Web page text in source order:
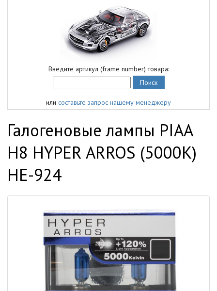
Введите артикул (frame number) товара:
или составьте запрос нашему менеджеру
Галогеновые лампы PIAA
Н8 HYPER ARROS (5000K)
HE-924